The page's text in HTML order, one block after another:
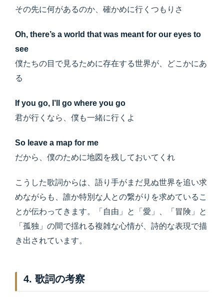
その先に何があるのか、確かめに行くつもりさ
Oh, there’s a world that was meant for our eyes to
see
僕たちの目で見るために存在する世界が、どこかにあ
る
If you go, I’ll go where you go
君が行くなら、僕も一緒に行くよ
So leave a map for me
だから、僕のために地図を残しておいてくれ
こうした歌詞からは、語り手がまだ見ぬ世界を追い求
めながらも、誰か特別な人との繋がりを求めているこ
とが伝わってきます。「自由」と「愛」、「冒険」と
「孤独」の間で揺れる複雑な心情が、詩的な表現で描
き出されています。
4. 歌詞の考察